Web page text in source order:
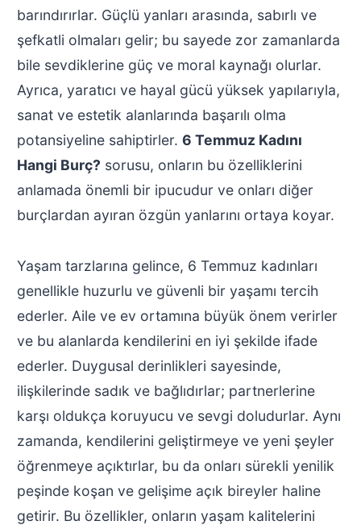
barındırırlar. Güçlü yanları arasında, sabırlı ve
şefkatli olmaları gelir; bu sayede zor zamanlarda
bile sevdiklerine güç ve moral kaynağı olurlar.
Ayrıca, yaratıcı ve hayal gücü yüksek yapılarıyla,
sanat ve estetik alanlarında başarılı olma
potansiyeline sahiptirler. 6 Temmuz Kadını
Hangi Burç? sorusu, onların bu özelliklerini
anlamada önemli bir ipucudur ve onları diğer
burçlardan ayıran özgün yanlarını ortaya koyar.
Yaşam tarzlarına gelince, 6 Temmuz kadınları
genellikle huzurlu ve güvenli bir yaşamı tercih
ederler. Aile ve ev ortamına büyük önem verirler
ve bu alanlarda kendilerini en iyi şekilde ifade
ederler. Duygusal derinlikleri sayesinde,
ilişkilerinde sadık ve bağlıdırlar; partnerlerine
karşı oldukça koruyucu ve sevgi doludurlar. Aynı
zamanda, kendilerini geliştirmeye ve yeni şeyler
öğrenmeye açıktırlar, bu da onları sürekli yenilik
peşinde koşan ve gelişime açık bireyler haline
getirir. Bu özellikler, onların yaşam kalitelerini